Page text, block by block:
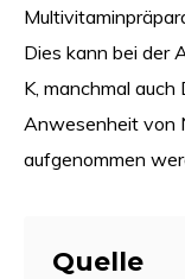
Dies kann bei der
K, manchmal
Anwesenheit von
aufgenommen
Quelle